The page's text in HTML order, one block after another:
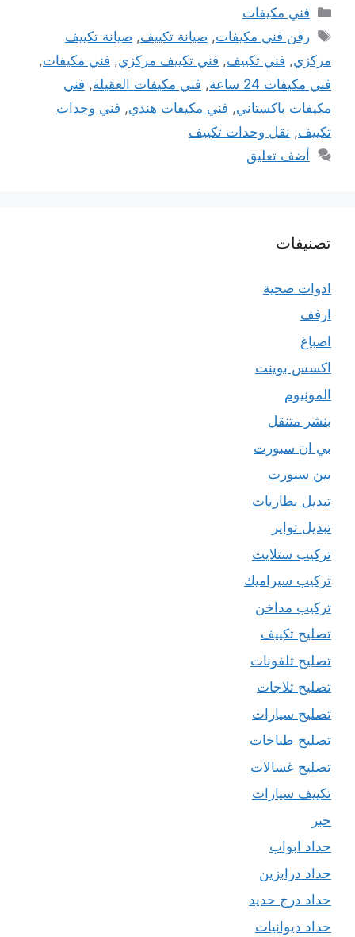
التصنيفات
فني مكيفات
الوسوم
رقن فني مكيفات,صيانة تكييف,صيانة تكييف
مركزي, فني تكييف, فني تكييف مركزي, فني مكيفات,
فني مكيفات 24 ساعة
, فني مكيفات العقيلة, فني
مكيفات باكستاني, فني مكيفات هندي, فني وجدات
تكييف, نقل وحدات تكييف
أضف تعليق
تصنيفات
ادوات صحية
ارفف
اصباغ
اكسس بوينت
المونيوم
بنشر متنقل
بي ان سبورت
بين سبورت
تبديل بطاريات
تبديل تواير
تركيب ستلايت
تركيب سيراميك
تركيب مداخن
تصليح تكييف
تصليح تلفونات
تصليح ثلاجات
تصليح سيارات
تصليح طباخات
تصليح غسالات
تكييف سيارات
حبر
حداد ابواب
حداد درابزين
حداد درج حديد
حداد ديوانيات